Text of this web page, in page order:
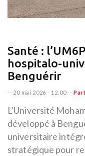
Santé :
hospitalo-
Benguérir
-- 20 mai 2026 - 12:00--
L’Université
développé à
universitaire
stratégique pour